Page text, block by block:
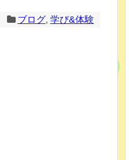
ブログ, 学び&体験